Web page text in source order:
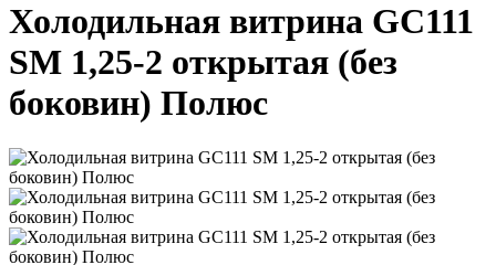
Холодильная витрина GC111
SM 1,25-2 открытая (без
боковин) Полюс